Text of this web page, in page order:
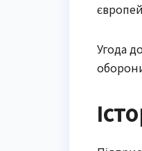
Угода